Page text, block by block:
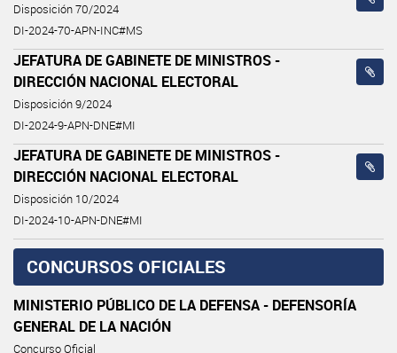
Disposición 70/2024
DI-2024-70-APN-INC#MS
JEFATURA DE GABINETE DE MINISTROS -
DIRECCIÓN NACIONAL ELECTORAL
Disposición 9/2024
DI-2024-9-APN-DNE#MI
JEFATURA DE GABINETE DE MINISTROS -
DIRECCIÓN NACIONAL ELECTORAL
Disposición 10/2024
DI-2024-10-APN-DNE#MI
CONCURSOS OFICIALES
MINISTERIO PÚBLICO DE LA DEFENSA - DEFENSORÍA
GENERAL DE LA NACIÓN
Concurso Oficial